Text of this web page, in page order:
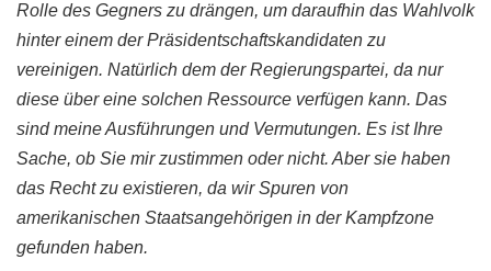
Rolle des Gegners zu drängen, um daraufhin das Wahlvolk
hinter einem derPräsidentschaftskandidaten zu
vereinigen. Natürlich dem derRegierungspartei, da nur
diese über eine solchen Ressource verfügen kann. Das
sind meine Ausführungen und Vermutungen. Es ist Ihre
Sache, ob Sie mir zustimmen oder nicht. Aber sie haben
das Recht zu existieren, da wir Spuren von
amerikanischen Staatsangehörigen in der Kampfzone
gefunden haben.